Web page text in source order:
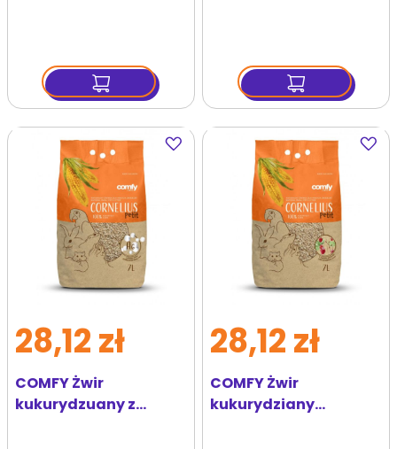
Dodaj
do
COMFY Żwir
kukurydzuany z
28,12 zł
Dodaj
do
COMFY Żwir
kukurydziany
28,12 zł